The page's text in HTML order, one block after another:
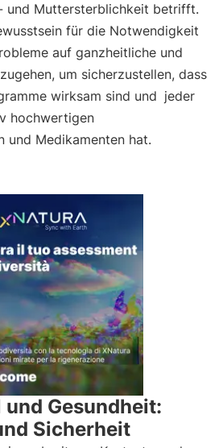
und Muttersterblichkeit betrifft.
für die Notwendigkeit
auf ganzheitliche und
um sicherzustellen, dass
wirksam sind und jeder
hochwertigen
und Medikamenten hat.
Gesundheit:
Sicherheit